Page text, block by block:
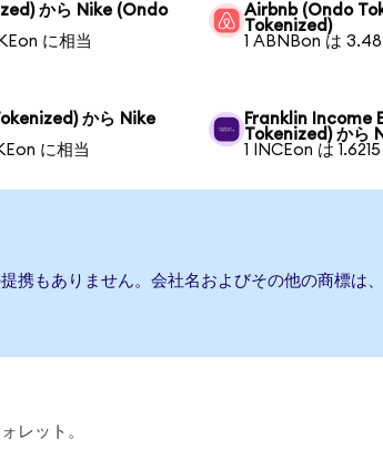
から Nike (Ondo
に相当
Airbnb (Ondo
Tokenized)
1 ABNBon は
から Nike
に相当
Franklin Income
Tokenized) から
1 INCEon は
もありません。会社名およびその他の商標は
レット。